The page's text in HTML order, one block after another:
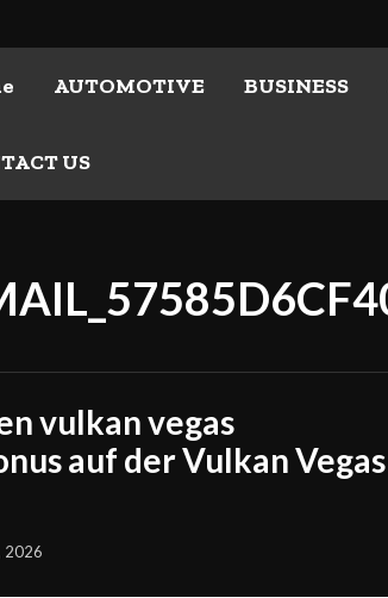
AUTOMOTIVE BUSINESS
US
vulkan vegas
auf der Vulkan Vegas
2026